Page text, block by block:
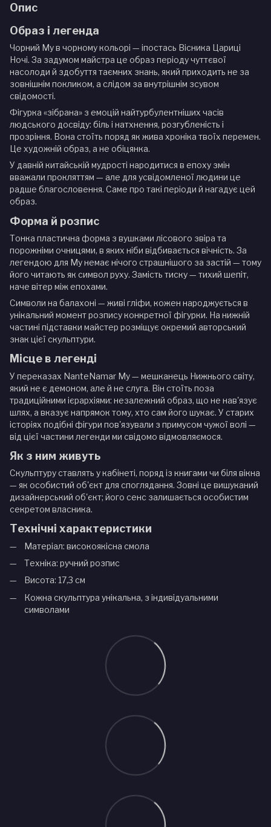
Опис
Образ і легенда
Чорний Му в чорному кольорі — іпостась Вісника Цариці
Ночі. За задумом майстра це образ періоду чуттєвої
насолоди й здобуття таємних знань, який приходить не за
зовнішнім покликом, а слідом за внутрішнім зсувом
свідомості.
Фігурка «зібрана» з емоцій найтурбулентніших часів
людського досвіду: біль і натхнення, розгубленість і
прозріння. Вона стоїть поряд як жива хроніка твоїх перемен.
Це художній образ, а не обіцянка.
У давній китайській мудрості народитися в епоху змін
вважали прокляттям — але для усвідомленої людини це
радше благословення. Саме про такі періоди й нагадує цей
образ.
Форма й розпис
Тонка пластична форма з вушками лісового звіра та
порожніми очницями, в яких ніби відбивається вічність. За
легендою для Му немає нічого страшнішого за застій — тому
його читають як символ руху. Замість тиску — тихий шепіт,
наче вітер між епохами.
Символи на балахоні — живі гліфи, кожен народжується в
унікальний момент розпису конкретної фігурки. На нижній
частині підставки майстер розміщує окремий авторський
знак цієї скульптури.
Місце в легенді
У переказах NanteNamar Му — мешканець Нижнього світу,
який не є демоном, але й не слуга. Він стоїть поза
традиційними ієрархіями: незалежний образ, що не нав'язує
шлях, а вказує напрямок тому, хто сам його шукає. У старих
історіях подібні фігури пов'язували з примусом чужої волі —
від цієї частини легенди ми свідомо відмовляємося.
Як з ним живуть
Скульптуру ставлять у кабінеті, поряд із книгами чи біля вікна
— як особистий об'єкт для споглядання. Зовні це вишуканий
дизайнерський об'єкт; його сенс залишається особистим
секретом власника.
Технічні характеристики
Матеріал: високоякісна смола
Техніка: ручний розпис
Висота: 17,3 см
Кожна скульптура унікальна, з індивідуальними
символами